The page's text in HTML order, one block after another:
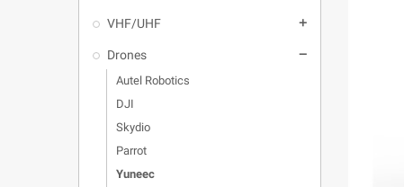
VHF/UHF add
Drones remove
Autel Robotics
DJI
Skydio
Parrot
Yuneec